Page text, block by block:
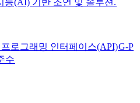
능(AI) 기반 조언 및 솔루션.​​
로그래밍 인터페이스(API)​​G-P
수​​